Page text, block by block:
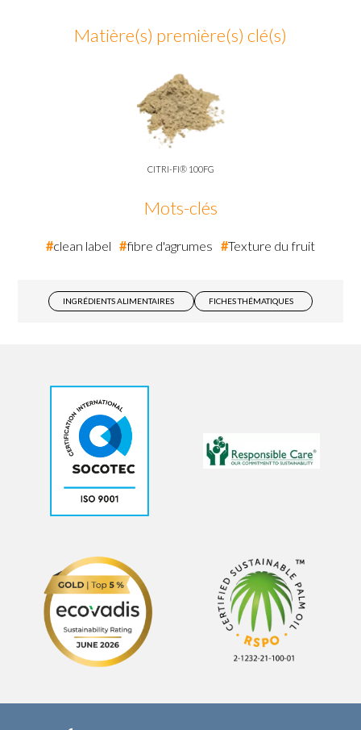
Matière(s) première(s) clé(s)
CITRI-FI® 100FG
Mots-clés
clean label fibre d'agrumes Texture du fruit
INGRÉDIENTS ALIMENTAIRES FICHES THÉMATIQUES